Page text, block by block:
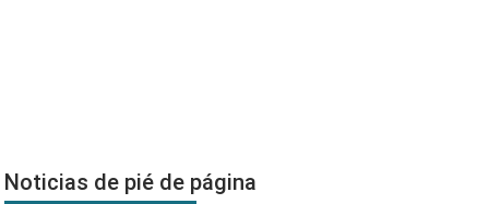
Noticias de pié de página